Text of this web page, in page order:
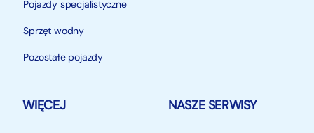
Pojazdy specjalistyczne
Sprzęt wodny
Pozostałe pojazdy
WIĘCEJ NASZE SERWISY